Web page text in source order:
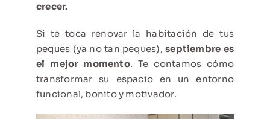
crecer.
Si te toca renovar la habitación de tus
peques (ya no tan peques),septiembre es
el mejor momento. Te contamos cómo
transformar su espacio en un entorno
funcional, bonito y motivador.